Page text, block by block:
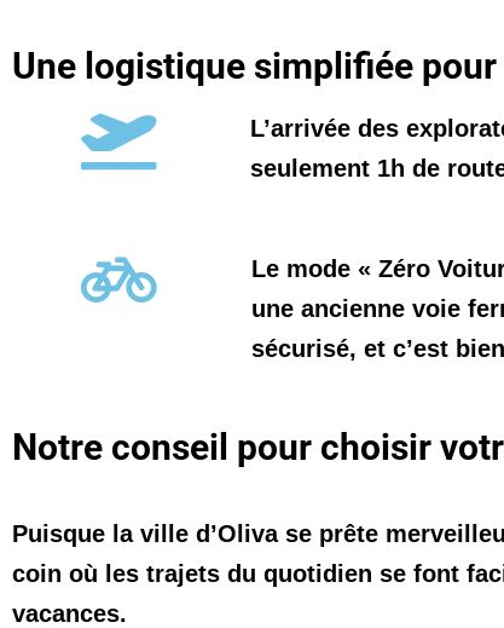
Une logistique simplifiée
L’arrivée des
seulement 1h de
Le mode « Zéro
une ancienne voie
sécurisé, et c’est
Notre conseil pour choisir
Puisque la ville d’Oliva se prête
coin où les trajets du quotidien se font
vacances.